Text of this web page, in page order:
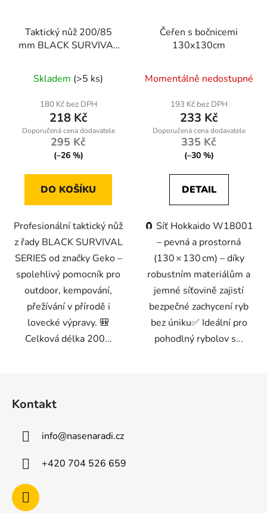
Taktický nůž 200/85
mm BLACK SURVIVAL
hodnocení
produktu
je
5,0
z
hvězdiček.
Skladem (>5 ks)
180 Kč bez DPH
218 Kč
295 Kč
(–26 %)
DO KOŠÍKU
Profesionální taktický nůž
z řady BLACK SURVIVAL
SERIES od značky Geko –
spolehlivý pomocník pro
outdoor, kempování,
přežívání v přírodě i
lovecké výpravy. 🎒
Celková délka 200...
Čeřen s bočnicemi
130x130cm
hodnocení
produktu
je
5,0
z
Momentálně nedostupné
193 Kč bez DPH
233 Kč
335 Kč
(–30 %)
DETAIL
🧲 Síť Hokkaido W18001
– pevná a prostorná
(130 × 130 cm) – díky
robustním materiálům a
jemné síťovině zajistí
bezpečné zachycení ryb
bez úniku✅ Ideální pro
pohodlný rybolov s...
Kontakt
info@nasenaradi.cz
+420 704 526 659